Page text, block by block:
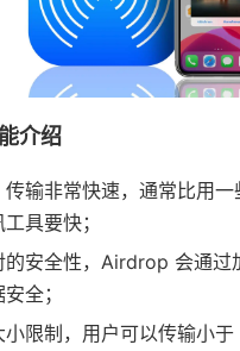
介绍
输非常快速，通常比用一
具要快；
的安全性，Airdrop 会通过
全；
小限制，用户可以传输小